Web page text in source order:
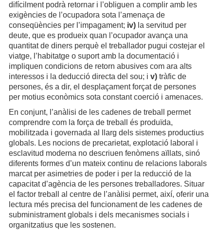
difícilment podrà retornar i l’obliguen a complir amb les
exigències de l’ocupadora sota l’amenaça de
conseqüències per l’impagament; iv)la servitud per
deute, que es produeix quan l’ocupador avança una
quantitat de diners perquè el treballador pugui costejar el
viatge, l’habitatge o suport amb la documentació i
impliquen condicions de retorn abusives com ara alts
interessos i la deducció directa del sou; i v)tràfic de
persones, és a dir, el desplaçament forçat de persones
per motius econòmics sota constant coerció i amenaces.
En conjunt, l’anàlisi de les cadenes de treball permet
comprendre com la força de treball és produïda,
mobilitzada i governada al llarg dels sistemes productius
globals. Les nocions de precarietat, explotació laboral i
esclavitud moderna no descriuen fenòmens aïllats, sinó
diferents formes d’un mateix continu de relacions laborals
marcat per asimetries de poder i per la reducció de la
capacitat d’agència de les persones treballadores. Situar
el factor treball al centre de l’anàlisi permet, així, oferir una
lectura més precisa del funcionament de les cadenes de
subministrament globals i dels mecanismes socials i
organitzatius que les sostenen.